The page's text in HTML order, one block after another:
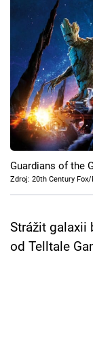
Seriály
Hry
Cool Esport
Pořady
TV Program
Přihlášení
Guardians of the
Zdroj: 20th Century Fox/
Strážit galaxii
od Telltale